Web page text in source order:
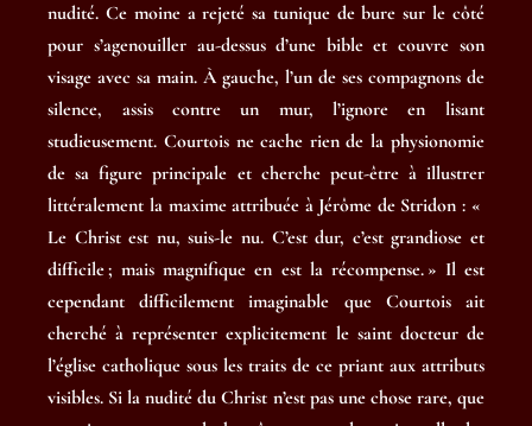
nudité. Ce moine a rejeté sa tunique de bure sur le côté
pour s’agenouiller au-dessus d’une bible et couvre son
visage avec sa main. À gauche, l’un de ses compagnons de
silence, assis contre un mur, l’ignore en lisant
studieusement. Courtois ne cache rien de la physionomie
de sa figure principale et cherche peut-être à illustrer
littéralement la maxime attribuée à Jérôme de Stridon : «
Le Christ est nu, suis-le nu. C’est dur, c’est grandiose et
difficile ; mais magnifique en est la récompense. » Il est
cependant difficilement imaginable que Courtois ait
cherché à représenter explicitement le saint docteur de
l’église catholique sous les traits de ce priant aux attributs
visibles. Si la nudité du Christ n’est pas une chose rare, que